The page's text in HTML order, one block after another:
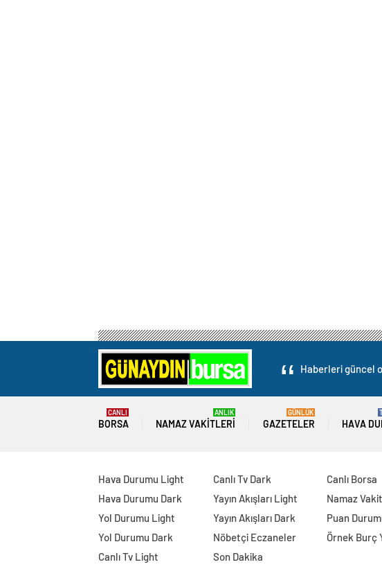
Haberleri güncel
BORSA
CANLI
NAMAZ VAKITLERI
ANLIK
GAZETELER
GÜNLÜK
HAVA
Hava Durumu Light
Hava Durumu Dark
Yol Durumu Light
Yol Durumu Dark
Canlı Tv Light
Canlı Tv Dark
Yayın Akışları Light
Yayın Akışları Dark
Nöbetçi Eczaneler
Son Dakika
Canlı Borsa
Namaz
Puan
Örnek Burç